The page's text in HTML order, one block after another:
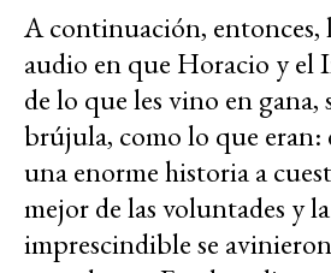
A continuación, entonces,
audio en que Horacio y el
de lo que les vino en gana,
brújula, como lo que eran:
una enorme historia a
mejor de las voluntades y
imprescindible se